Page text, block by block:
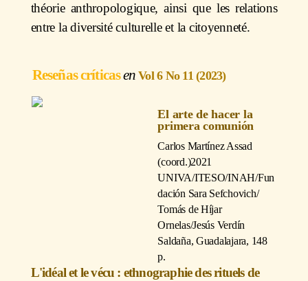
théorie anthropologique, ainsi que les relations
entre la diversité culturelle et la citoyenneté.
Reseñas críticas Vol 6 No 11 (2023)
El arte de hacer la
primera comunión
Carlos Martínez Assad
(coord.)2021
UNIVA/ITESO/INAH/Fun
dación Sara Sefchovich/
Tomás de Híjar
Ornelas/Jesús Verdín
Saldaña, Guadalajara, 148
p.
L'idéal et le vécu : ethnographie des rituels de